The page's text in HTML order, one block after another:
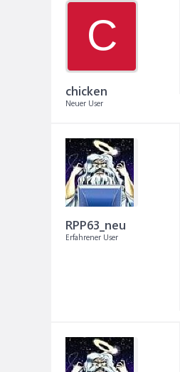
C
chicken
Neuer User
RPP63_neu
Erfahrener User